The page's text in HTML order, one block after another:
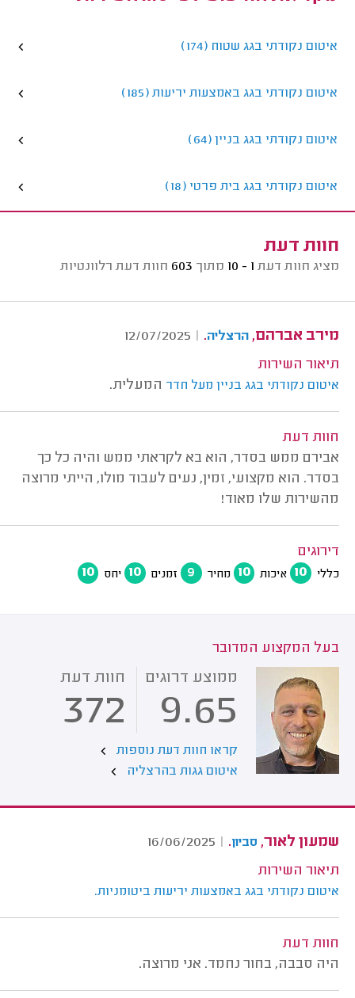
איטום נקודתי בגג שטוח (174)
איטום נקודתי בגג באמצעות יריעות (185)
איטום נקודתי בגג בניין (64)
איטום נקודתי בגג בית פרטי (18)
חוות דעת
מציג חוות דעת 1 - 10 מתוך 603 חוות דעת רלוונטיות
מירב אברהם, הרצליה.
|
12/07/2025
תיאור השירות
איטום נקודתי בגג בניין מעל חדר המעלית.
חוות דעת
אבירם ממש בסדר, הוא בא לקראתי ממש והיה כל כך
בסדר. הוא מקצועי, זמין, נעים לעבוד מולו, הייתי מרוצה
מהשירות שלו מאוד!
דירוגים
כללי 10 איכות 10 מחיר 9 זמנים 10 יחס 10
בעל המקצוע המדובר
ממוצע דרוגים
9.65
חוות דעת
372
קראו חוות דעת נוספות
איטום גגות בהרצליה
שמעון לאור, סביון.
|
16/06/2025
תיאור השירות
איטום נקודתי בגג באמצעות יריעות ביטומניות.
חוות דעת
היה סבבה, בחור נחמד. אני מרוצה.